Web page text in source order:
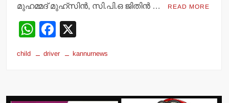
മുഹമ്മദ് മുഹ്‌സിന്‍, സി.പി.ഒ ജിതിന്‍ … READ MORE
W
at
A
F
c
b
child driver kannurnews